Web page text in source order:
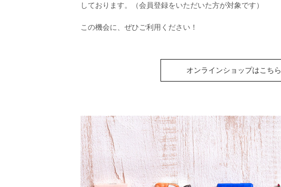
しております。（会員登録をいただいた方が対象です）
この機会に、ぜひご利用ください！
オンラインショップはこちら